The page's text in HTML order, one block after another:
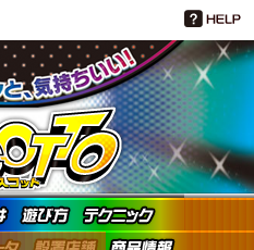
SCOTTOとは遊び方 テクニック
プレーデータ設置店舗